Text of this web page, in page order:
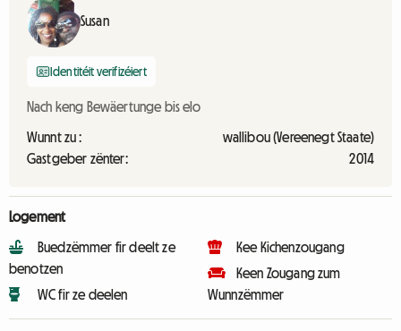
Susan
Identitéit verifizéiert
Nach keng Bewäertunge bis elo
Wunnt zu :
wallibou (Vereenegt Staate)
Gastgeber zënter:
2014
Logement
Buedzëmmer fir deelt ze
benotzen
WC fir ze deelen
Kee Kichenzougang
Keen Zougang zum
Wunnzëmmer